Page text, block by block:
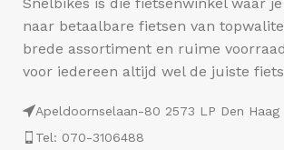
Snelbikes is die fietsenwinkel waar
naar betaalbare fietsen van
brede assortiment en ruime
voor iedereen altijd wel de juiste
Apeldoornselaan-80 2573 LP Den Haag
Tel: 070-3106488